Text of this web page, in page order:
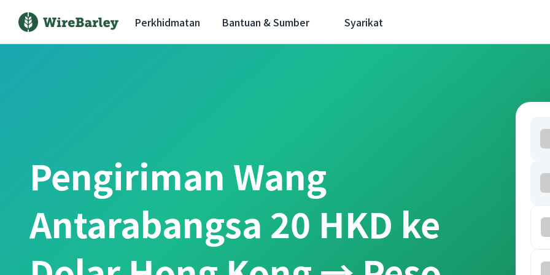
Perkhidmatan Bantuan & Sumber Syarikat
Pengiriman Wang
Antarabangsa 20 HKD ke